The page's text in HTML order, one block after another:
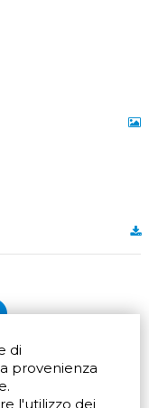
di
provenienza
l'utilizzo dei
+39 039 672520
+39 039 672568